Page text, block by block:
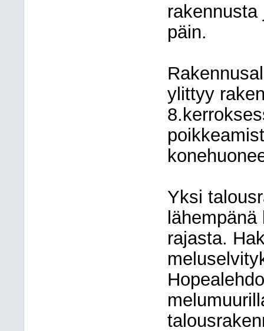
päin.
ylittyy
Yksi
rajasta.